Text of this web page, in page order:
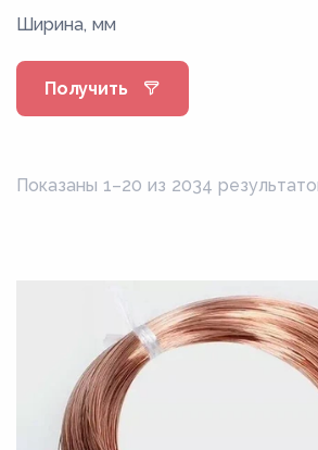
Ширина, мм
Получить
Показаны 1–20 из 2034